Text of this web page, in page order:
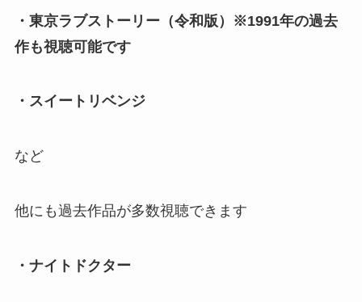
・東京ラブストーリー（令和版）※1991年の過去
作も視聴可能です
・スイートリベンジ
など
他にも過去作品が多数視聴できます
・ナイトドクター